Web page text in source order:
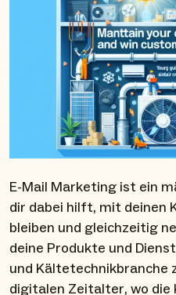
E-Mail Marketing ist ein
dir dabei hilft, mit deinen
bleiben und gleichzeitig
deine Produkte und
und Kältetechnikbranche
digitalen Zeitalter, wo die